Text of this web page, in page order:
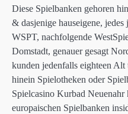
Diese Spielbanken gehoren
& dasjenige hauseigene,
WSPT, nachfolgende
Domstadt, genauer gesagt
kunden jedenfalls eighteen
hinein Spielotheken oder
Spielcasino Kurbad
europaischen Spielbanken